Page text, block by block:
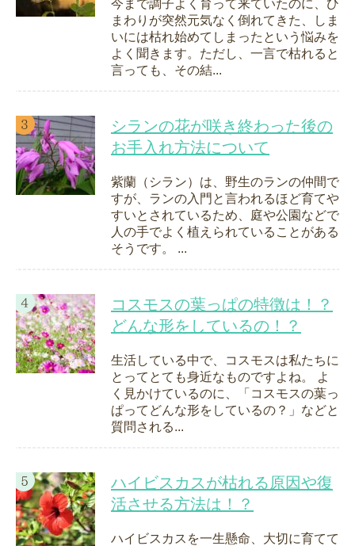
今まで調子よく育って来ていたのに、ひ
まわりが突然元気なく倒れてきた、しま
いには枯れ始めてしまったという悩みを
よく聞きます。ただし、一言で枯れると
言っても、その結...
シランの花が咲き終わった後の
お手入れ方法について
紫蘭（シラン）は、野生のランの仲間で
すが、ランの入門と言われるほど育てや
すいとされているため、庭や公園などで
人の手でよく植えられていることがある
そうです。 ...
コスモスの葉っぱの特徴は！？
どんな形をしているの！？
生活している中で、コスモスは私たちに
とってとても身近なものですよね。 よ
く見かけているのに、「コスモスの葉っ
ぱってどんな形をしているの？」などと
質問される...
ハイビスカスが枯れる原因や復
活させる方法は！？
ハイビスカスを一生懸命、大切に育てて